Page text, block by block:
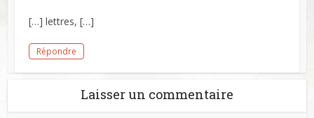
[…] lettres, […]
Répondre
Laisser un commentaire